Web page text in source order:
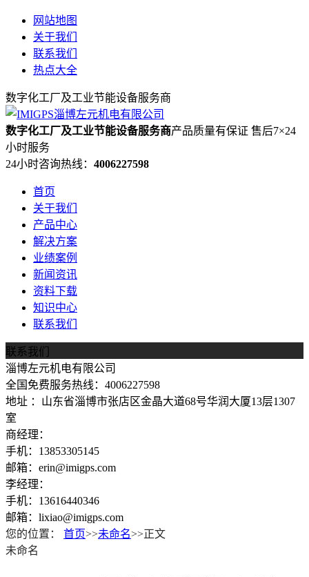
网站地图
关于我们
联系我们
热点大全
数字化工厂及工业节能设备服务商
数字化工厂及工业节能设备服务商产品质量有保证 售后7×24
小时服务
24小时咨询热线： 4006227598
首页
关于我们
产品中心
解决方案
业绩案例
新闻资讯
资料下载
知识中心
联系我们
联系我们
淄博左元机电有限公司
全国免费服务热线：4006227598
地址 ：山东省淄博市张店区金晶大道68号华润大厦13层1307
室
商经理：
手机：13853305145
邮箱：erin@imigps.com
李经理：
手机：13616440346
邮箱：lixiao@imigps.com
您的位置：
首页>>未命名>>正文
未命名